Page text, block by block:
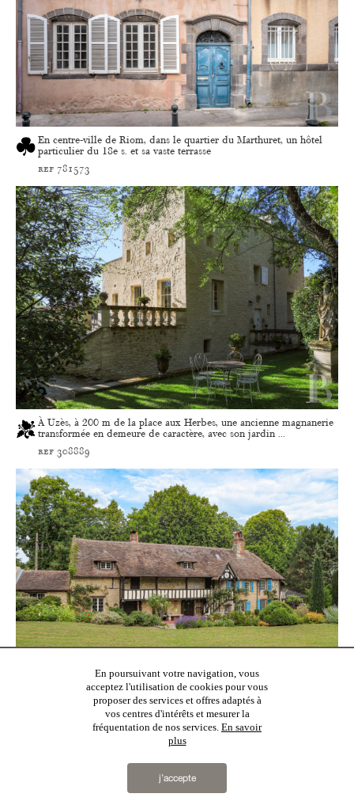
En centre-ville de Riom, dans le quartier du Marthuret, un hôtel
particulier du 18e s. et sa vaste terrasse
ref 781573
À Uzès, à 200 m de la place aux Herbes, une ancienne magnanerie
transformée en demeure de caractère, avec son jardin ...
ref 308889
Sur les hauteurs de Deauville, dominant la ville et la mer, une
ancienne maison de curé devenue demeure familiale, sa ...
En poursuivant votre navigation, vous
acceptez l'utilisation de cookies pour vous
proposer des services et offres adaptés à
vos centres d'intérêts et mesurer la
fréquentation de nos services. En savoir
plus
j’accepte